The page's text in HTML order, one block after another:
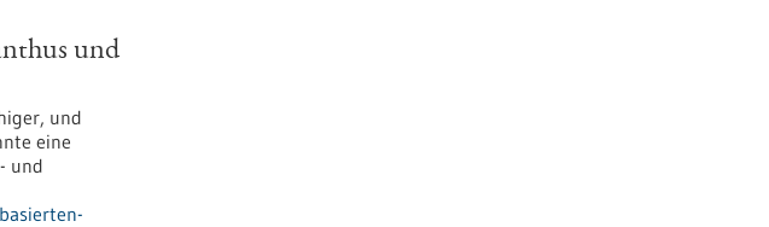
und
und
eine
und